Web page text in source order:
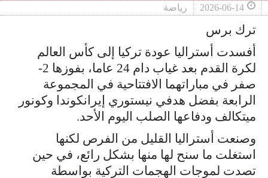
2026-06-14 رياضة
ترك برس
أفسدت أستراليا عودة تركيا إلى كأس العالم
لكرة القدم بعد غياب دام 24 عاما، بفوزها 2-
صفر في مباراتهما الافتتاحية في المجموعة
الرابعة بفضل هدفي نيستوري إيرانكوندا وكونور
ميتكالف ودفاعها الصلب اليوم الأحد.
وصنعت أستراليا القليل من الفرص لكنها
استغلت ما سنح لها منها بشكل رائع، في حين
تصدت لموجات الهجمات التركية بواسطة